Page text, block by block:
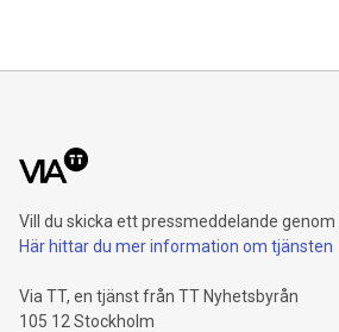
Vice ordförand
Vill du skicka ett pressmeddelande genom
Här hittar du mer information om tjänsten
Via TT, en tjänst från TT Nyhetsbyrån
105 12 Stockholm